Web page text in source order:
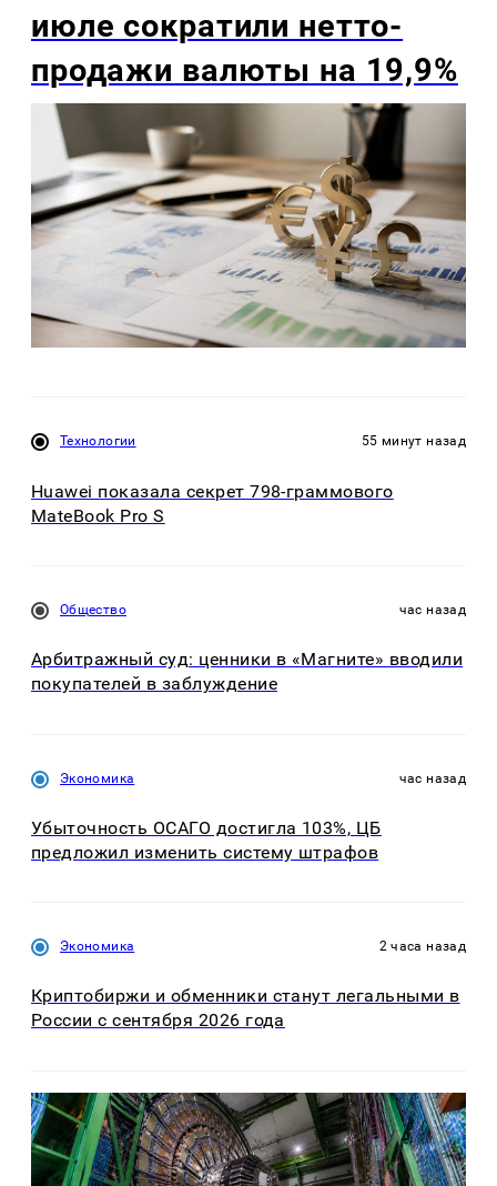
июле сократили нетто-
продажи валюты на 19,9%
Технологии 55 минут назад
Huawei показала секрет 798-граммового
MateBook Pro S
Общество час назад
Арбитражный суд: ценники в «Магните» вводили
покупателей в заблуждение
Экономика час назад
Убыточность ОСАГО достигла 103%, ЦБ
предложил изменить систему штрафов
Экономика 2 часа назад
Криптобиржи и обменники станут легальными в
России с сентября 2026 года